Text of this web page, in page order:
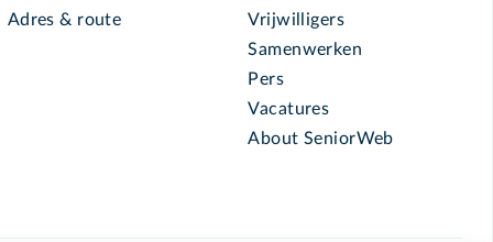
Adres & route
Vrijwilligers
Samenwerken
Pers
Vacatures
About SeniorWeb